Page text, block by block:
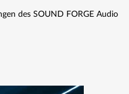
des SOUND FORGE Audio